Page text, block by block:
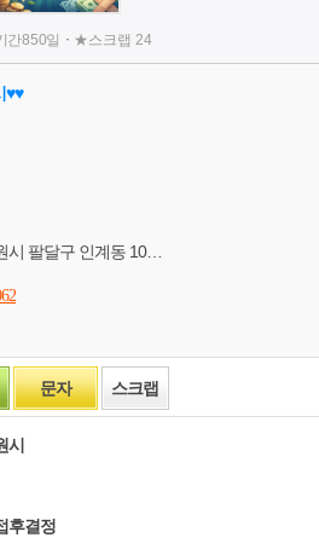
간850일 · ★스크랩 24
♥♥
경기도 수원시 팔달구 인계동 1039-5
문자 스크랩
시
후결정